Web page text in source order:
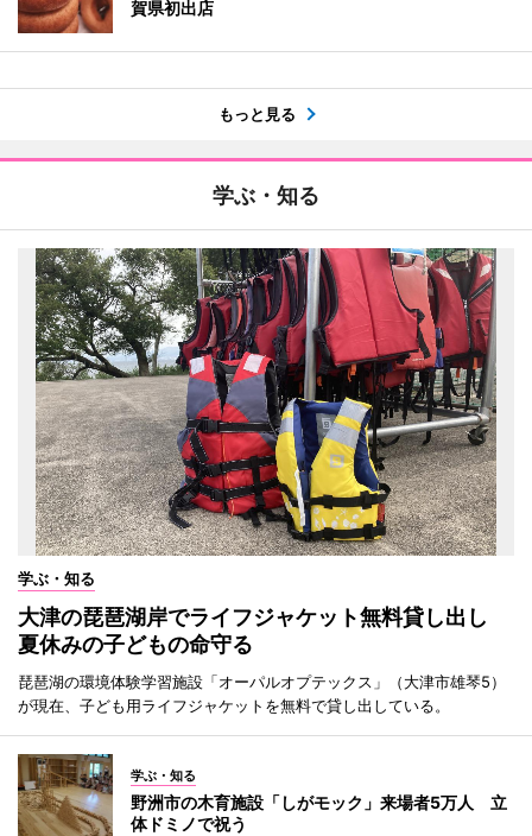
賀県初出店
もっと見る
学ぶ・知る
学ぶ・知る
大津の琵琶湖岸でライフジャケット無料貸し出し
夏休みの子どもの命守る
琵琶湖の環境体験学習施設「オーパルオプテックス」（大津市雄琴5）
が現在、子ども用ライフジャケットを無料で貸し出している。
学ぶ・知る
野洲市の木育施設「しがモック」来場者5万人 立
体ドミノで祝う